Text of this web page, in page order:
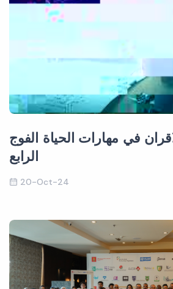
في مهارات الحياة الفوج
الرابع
20-Oct-24